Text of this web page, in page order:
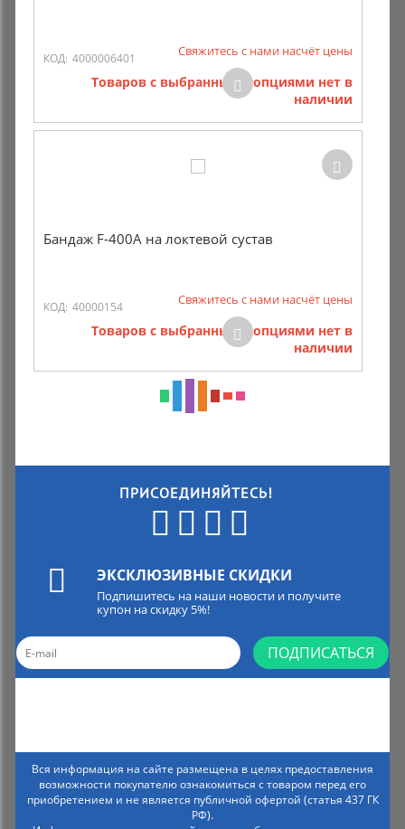
КОД: 4000006401 Свяжитесь с нами насчёт цены
Товаров с выбранными опциями нет в
наличии
Бандаж F-400А на локтевой сустав
КОД: 40000154 Свяжитесь с нами насчёт цены
Товаров с выбранными опциями нет в
наличии
ПРИСОЕДИНЯЙТЕСЬ!
ЭКСКЛЮЗИВНЫЕ СКИДКИ
Подпишитесь на наши новости и получите
купон на скидку 5%!
ПОДПИСАТЬСЯ
Вся информация на сайте размещена в целях предоставления
возможности покупателю ознакомиться с товаром перед его
приобретением и не является публичной офертой (статья 437 ГК
РФ).